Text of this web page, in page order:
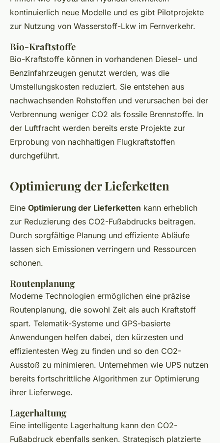
kontinuierlich neue Modelle und es gibt Pilotprojekte
zur Nutzung von Wasserstoff-Lkw im Fernverkehr.
Bio-Kraftstoffe
Bio-Kraftstoffe können in vorhandenen Diesel- und
Benzinfahrzeugen genutzt werden, was die
Umstellungskosten reduziert. Sie entstehen aus
nachwachsenden Rohstoffen und verursachen bei der
Verbrennung weniger CO2 als fossile Brennstoffe. In
der Luftfracht werden bereits erste Projekte zur
Erprobung von nachhaltigen Flugkraftstoffen
durchgeführt.
Optimierung der Lieferketten
Eine Optimierung der Lieferketten kann erheblich
zur Reduzierung des CO2-Fußabdrucks beitragen.
Durch sorgfältige Planung und effiziente Abläufe
lassen sich Emissionen verringern und Ressourcen
schonen.
Routenplanung
Moderne Technologien ermöglichen eine präzise
Routenplanung, die sowohl Zeit als auch Kraftstoff
spart. Telematik-Systeme und GPS-basierte
Anwendungen helfen dabei, den kürzesten und
effizientesten Weg zu finden und so den CO2-
Ausstoß zu minimieren. Unternehmen wie UPS nutzen
bereits fortschrittliche Algorithmen zur Optimierung
ihrer Lieferwege.
Lagerhaltung
Eine intelligente Lagerhaltung kann den CO2-
Fußabdruck ebenfalls senken. Strategisch platzierte